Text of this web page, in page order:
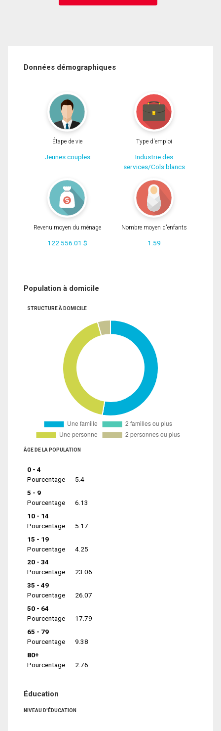
Données démographiques
Étape de vie
Jeunes couples
Type d'emploi
Industrie des
services/Cols blancs
Revenu moyen du ménage
122 556.01 $
Nombre moyen d'enfants
1.59
Population à domicile
STRUCTURE À DOMICILE
ÂGE DE LA POPULATION
0 - 4
Pourcentage
5.4
5 - 9
Pourcentage
6.13
10 - 14
Pourcentage
5.17
15 - 19
Pourcentage
4.25
20 - 34
Pourcentage
23.06
35 - 49
Pourcentage
26.07
50 - 64
Pourcentage
17.79
65 - 79
Pourcentage
9.38
80+
Pourcentage
2.76
Éducation
NIVEAU D'ÉDUCATION